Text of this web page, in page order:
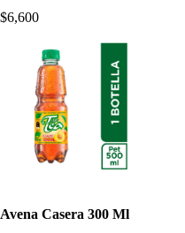
$6,600
Avena Casera 300 Ml